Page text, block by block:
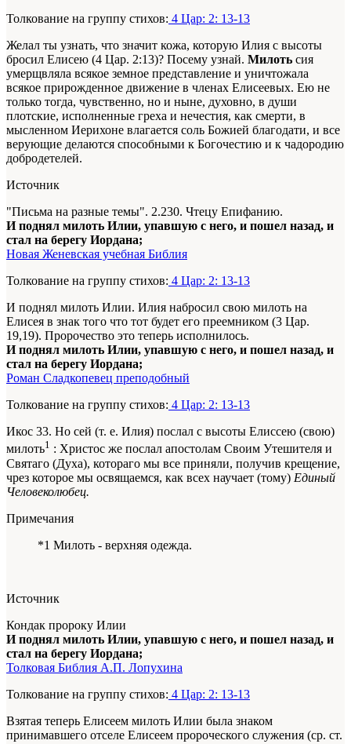
Толкование на группу стихов: 4 Цар: 2: 13-13
Желал ты узнать, что значит кожа, которую Илия с высоты
бросил Елисею (4 Цар. 2:13)? Посему узнай. Милоть сия
умерщвляла всякое земное представление и уничтожала
всякое прирожденное движение в членах Елисеевых. Ею не
только тогда, чувственно, но и ныне, духовно, в души
плотские, исполненные греха и нечестия, как смерти, в
мысленном Иерихоне влагается соль Божией благодати, и все
верующие делаются способными к Богочестию и к чадородию
добродетелей.
Источник
"Письма на разные темы". 2.230. Чтецу Епифанию.
И поднял милоть Илии, упавшую с него, и пошел назад, и
стал на берегу Иордана;
Новая Женевская учебная Библия
Толкование на группу стихов: 4 Цар: 2: 13-13
И поднял милоть Илии. Илия набросил свою милоть на
Елисея в знак того что тот будет его преемником (3 Цар.
19,19). Пророчество это теперь исполнилось.
И поднял милоть Илии, упавшую с него, и пошел назад, и
стал на берегу Иордана;
Роман Сладкопевец преподобный
Толкование на группу стихов: 4 Цар: 2: 13-13
Икос 33. Но сей (т. е. Илия) послал с высоты Елиссею (свою)
милоть1 : Христос же послал апостолам Своим Утешителя и
Святаго (Духа), котораго мы все приняли, получив крещение,
чрез которое мы освящаемся, как всех научает (тому) Единый
Человеколюбец.
Примечания
*1 Милоть - верхняя одежда.
Источник
Кондак пророку Илии
И поднял милоть Илии, упавшую с него, и пошел назад, и
стал на берегу Иордана;
Толковая Библия А.П. Лопухина
Толкование на группу стихов: 4 Цар: 2: 13-13
Взятая теперь Елисеем милоть Илии была знаком
принимавшего отселе Елисеем пророческого служения (ср. ст.